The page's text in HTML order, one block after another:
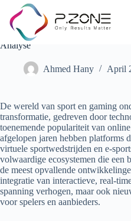
De Evolutie van Online
Analyse
Ahmed Hany April
De wereld van sport en gaming
transformatie, gedreven door
toenemende populariteit van
afgelopen jaren hebben platforms
virtuele sportwedstrijden en e-
volwaardige ecosystemen die een
de meest opvallende
integratie van interactieve, real-
spanning verhogen, maar ook
voor spelers en aanbieders.